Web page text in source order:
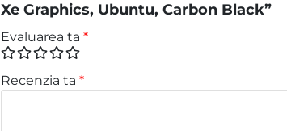
Xe Graphics, Ubuntu, Carbon Black”
Evaluarea ta *
Recenzia ta *